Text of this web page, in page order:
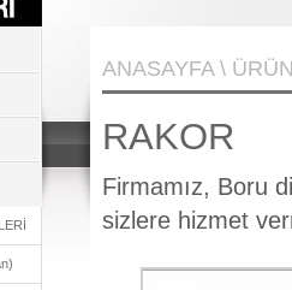
ANASAYFA\
RAKOR
Firmamız, Boru
sizlere hizmet